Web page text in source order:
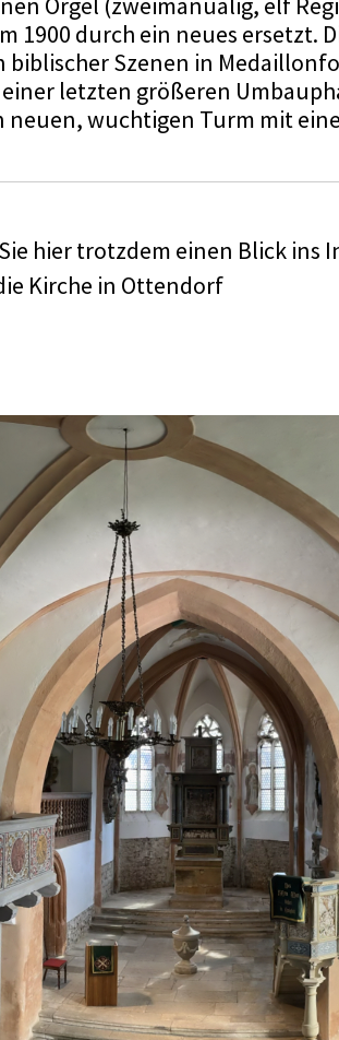
1900 durch ein neues ersetzt.
Szenen in
letzten größeren
neuen, wuchtigen Turm mit
hier trotzdem einen Blick ins
Kirche in Ottendorf